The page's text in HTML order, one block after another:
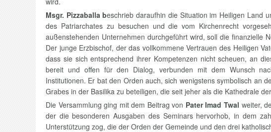
Msgr. Pizzaballa beschrieb daraufhin die Situation im Heiligen Land
des Patriarchates zu besuchen und die vom Kirchenrecht
außenstehenden Unternehmen durchgeführt wird, soll die finanzielle
Der junge Erzbischof, der das vollkommene Vertrauen des Heiligen
dass sie sich entsprechend ihrer Kompetenzen nicht scheuen, an
bereit und offen für den Dialog, verbunden mit dem Wunsch
Institutionen. Er bat den Orden auch, sich wenigstens symbolisch an
Grabes in der Basilika zu beteiligen, die seit jeher als die Kathedrale
Die Versammlung ging mit dem Beitrag von Pater Imad Twal weiter,
der die besonderen Ausgaben des Seminars hervorhob, in dem
Unterstützung zog, die der Orden der Gemeinde und den drei